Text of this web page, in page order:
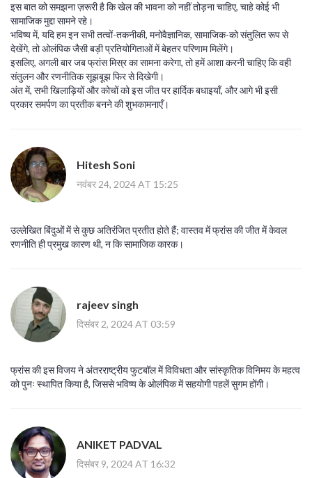
इस बात को समझना ज़रूरी है कि खेल की भावना को नहीं तोड़ना चाहिए, चाहे कोई भी
सामाजिक मुद्दा सामने रहे।
भविष्य में, यदि हम इन सभी तत्वों-तकनीकी, मनोवैज्ञानिक, सामाजिक-को संतुलित रूप से
देखेंगे, तो ओलंपिक जैसी बड़ी प्रतियोगिताओं में बेहतर परिणाम मिलेंगे।
इसलिए, अगली बार जब फ्रांस मिस्र का सामना करेगा, तो हमें आशा करनी चाहिए कि वही
संतुलन और रणनीतिक सूझबूझ फिर से दिखेगी।
अंत में, सभी खिलाड़ियों और कोचों को इस जीत पर हार्दिक बधाइयाँ, और आगे भी इसी
प्रकार समर्पण का प्रतीक बनने की शुभकामनाएँ।
Hitesh Soni
नवंबर 24, 2024 AT 15:25
उल्लेखित बिंदुओं में से कुछ अतिरंजित प्रतीत होते हैं; वास्तव में फ्रांस की जीत में केवल
रणनीति ही प्रमुख कारण थी, न कि सामाजिक कारक।
rajeev singh
दिसंबर 2, 2024 AT 03:59
फ्रांस की इस विजय ने अंतरराष्ट्रीय फुटबॉल में विविधता और सांस्कृतिक विनिमय के महत्व
को पुनः स्थापित किया है, जिससे भविष्य के ओलंपिक में सहयोगी पहलें सुगम होंगी।
ANIKET PADVAL
दिसंबर 9, 2024 AT 16:32